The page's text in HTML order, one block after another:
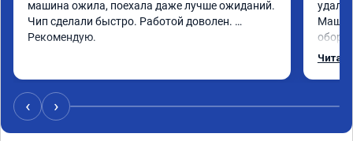
машина ожила, поехала даже лучше ожиданий.
Чип сделали быстро. Работой доволен.
Рекомендую.
‹ ›